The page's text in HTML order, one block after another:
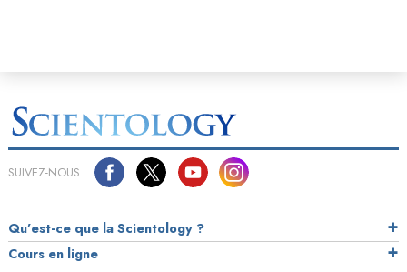
SUIVEZ-NOUS
Qu’est-ce que la Scientology ?
Cours en ligne